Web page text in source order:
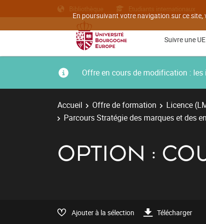
En poursuivant votre navigation sur ce
Bibliothèque Etudiants internationaux
Suivre une
Offre en cours de modification :
Accueil Offre de formation Licence
Parcours Stratégie des marques et des
OPTION :
Ajouter à la sélection Télécharger